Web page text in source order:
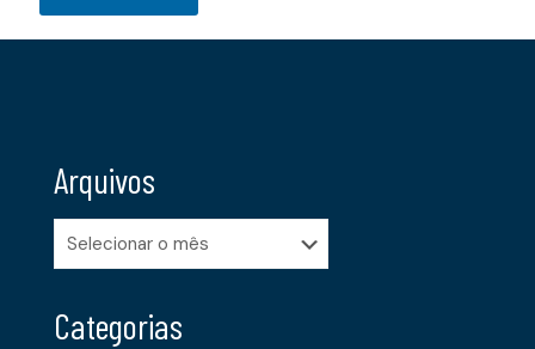
Arquivos
Arquivos
Categorias